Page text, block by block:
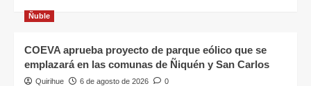
Ñuble
COEVA aprueba proyecto de parque eólico que se
emplazará en las comunas de Ñiquén y San Carlos
Quirihue 6 de agosto de 2026 0